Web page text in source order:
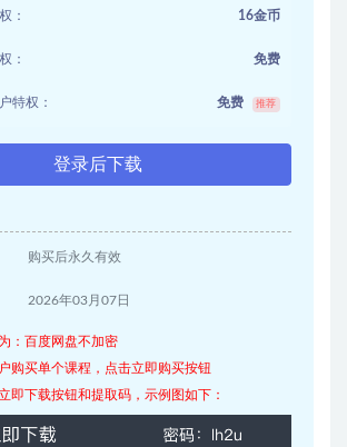
： 16金币
： 免费
特权： 免费 推荐
登录后下载
购买后永久有效
2026年03月07日
：百度网盘不加密
购买单个课程，点击立即购买按钮
即下载按钮和提取码，示例图如下：